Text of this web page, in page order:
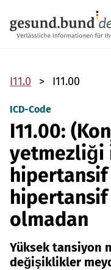
I11.0 I11.00
ICD-Code
I11.00:
yetmezliği
hipertansif
olmadan
Yüksek tansiyon
değişiklikler